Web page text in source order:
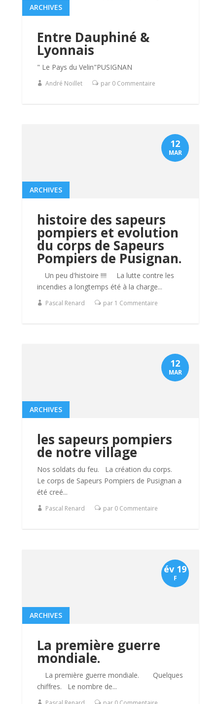
Entre Dauphiné &
Lyonnais
ARCHIVES
" Le Pays du Velin"PUSIGNAN
André Noillet par 0 Commentaire
histoire des sapeurs
pompiers et evolution
du corps de Sapeurs
Pompiers de Pusignan.
ARCHIVES
Un peu d'histoire !!!! La lutte contre les
incendies a longtemps été à la charge...
Pascal Renard par 1 Commentaire
12
MAR
les sapeurs pompiers
de notre village
ARCHIVES
Nos soldats du feu. La création du corps.
Le corps de Sapeurs Pompiers de Pusignan a
été creé...
Pascal Renard par 0 Commentaire
12
MAR
La première guerre
mondiale.
ARCHIVES
La première guerre mondiale. Quelques
chiffres. Le nombre de...
év 19
F